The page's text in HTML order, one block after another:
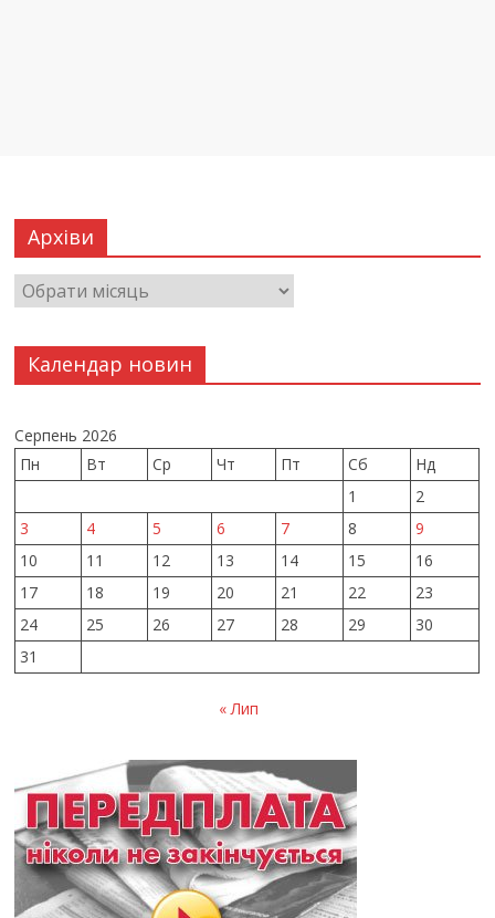
Архіви
Календар новин
Серпень 2026
Пн
Вт Ср Чт Пт Сб
Нд
1
2
3
4 5 6 7 8
9
10
11 12 13 14 15
16
17
18 19 20 21 22
23
24
25 26 27 28 29
30
31
« Лип